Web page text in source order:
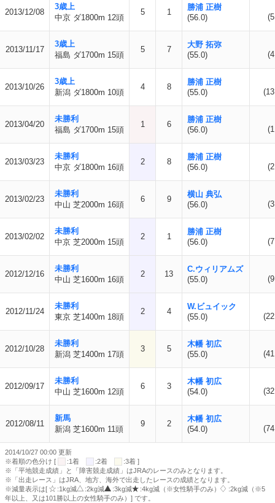
2013/12/08
3歳上
中京 ダ1800m 12頭
5 1
勝浦 正樹
(56.0)
2013/11/17
3歳上
福島 ダ1700m 15頭
5 7
大野 拓弥
(55.0)
2013/10/26
3歳上
新潟 ダ1800m 10頭
4 8
勝浦 正樹
(55.0)
2013/04/20
未勝利
福島 ダ1700m 15頭
1 6
勝浦 正樹
(56.0)
2013/03/23
未勝利
中京 ダ1800m 16頭
2 8
勝浦 正樹
(56.0)
2013/02/23
未勝利
中山 芝2000m 16頭
6 9
横山 典弘
(56.0)
2013/02/02
未勝利
中京 芝2000m 15頭
2 1
勝浦 正樹
(56.0)
2012/12/16
未勝利
中山 芝1600m 16頭
2 13
C.ウィリアムズ
(55.0)
2012/11/24
未勝利
東京 芝1400m 18頭
2 4
W.ビュイック
(55.0)
2012/10/28
未勝利
新潟 芝1400m 17頭
3 5
木幡 初広
(55.0)
2012/09/17
未勝利
中山 芝1600m 12頭
6 3
木幡 初広
(54.0)
2012/08/11
新馬
新潟 芝1600m 11頭
9 2
木幡 初広
(54.0)
2014/10/27 00:00 更新
※着順の色分け [
:1着 :2着
:3着 ]
※「平地競走成績」と「障害競走成績」はJRAのレースのみとなります。
※「出走レース」はJRA、地方、海外で出走したレースの成績となります。
※減量表示は[
:1kg減 :2kg減 :3kg減 :4kg減（※女性騎手のみ）
:2kg減（※5
年以上、又は101勝以上の女性騎手のみ）] です。